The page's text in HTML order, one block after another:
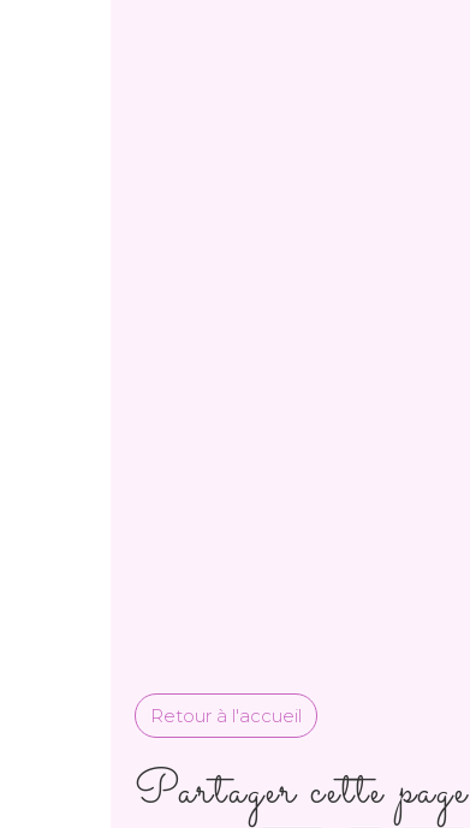
Retour à l'accueil
Partager cette page